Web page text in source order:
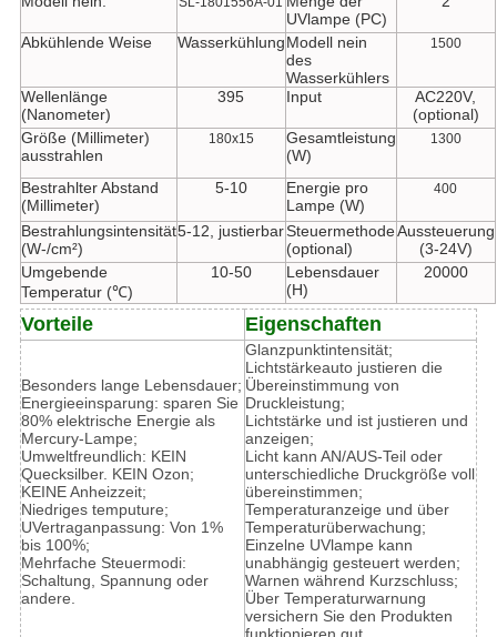
UVlampe (PC)
Abkühlende Weise WasserkühlungModell nein
des
Wasserkühlers
1500
Wellenlänge
(Nanometer)
395 Input
AC220V,
(optional)
Größe (Millimeter)
ausstrahlen
180x15
Gesamtleistung
(W)
1300
Bestrahlter Abstand
(Millimeter)
5-10
Energie pro
Lampe (W)
400
Bestrahlungsintensität
(W-/cm²)
5-12, justierbarSteuermethode
(optional)
Aussteuerung
(3-24V)
Umgebende
Temperatur (℃)
10-50
Lebensdauer
(H)
20000
Vorteile Eigenschaften
Besonders lange Lebensdauer;
Energieeinsparung: sparen Sie
80% elektrische Energie als
Mercury-Lampe;
Umweltfreundlich: KEIN
Quecksilber. KEIN Ozon;
KEINE Anheizzeit;
Niedriges temputure;
UVertraganpassung: Von 1%
bis 100%;
Mehrfache Steuermodi:
Schaltung, Spannung oder
andere.
Glanzpunktintensität;
Lichtstärkeauto justieren die
Übereinstimmung von
Druckleistung;
Lichtstärke und ist justieren und
anzeigen;
Licht kann AN/AUS-Teil oder
unterschiedliche Druckgröße voll
übereinstimmen;
Temperaturanzeige und über
Temperaturüberwachung;
Einzelne UVlampe kann
unabhängig gesteuert werden;
Warnen während Kurzschluss;
Über Temperaturwarnung
versichern Sie den Produkten